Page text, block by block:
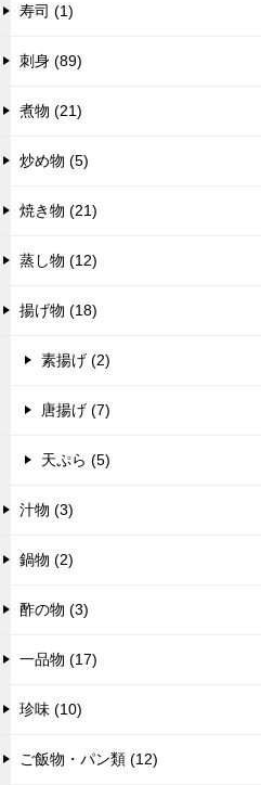
寿司 (1)
刺身 (89)
煮物 (21)
炒め物 (5)
焼き物 (21)
蒸し物 (12)
揚げ物 (18)
素揚げ (2)
唐揚げ (7)
天ぷら (5)
汁物 (3)
鍋物 (2)
酢の物 (3)
一品物 (17)
珍味 (10)
ご飯物・パン類 (12)